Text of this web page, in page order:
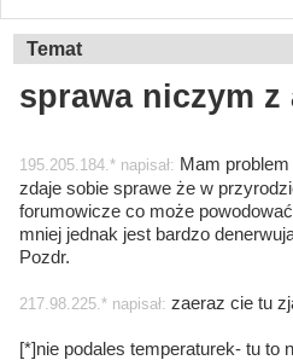
Temat
sprawa niczym z
195.205.184.* napisał: Mam
zdaje sobie sprawe że w
forumowicze co może
mniej jednak jest bardzo
Pozdr.
217.98.225.* napisał: zaeraz cie tu
[*]nie podales temperaturek- tu to